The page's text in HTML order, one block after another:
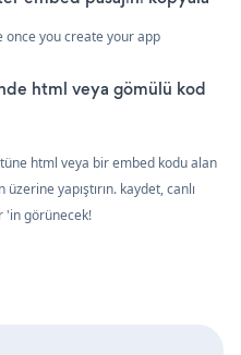
once you create your app
html veya gömülü kod
html veya bir embed kodu alan
yapıştırın. kaydet, canlı
'in görünecek!